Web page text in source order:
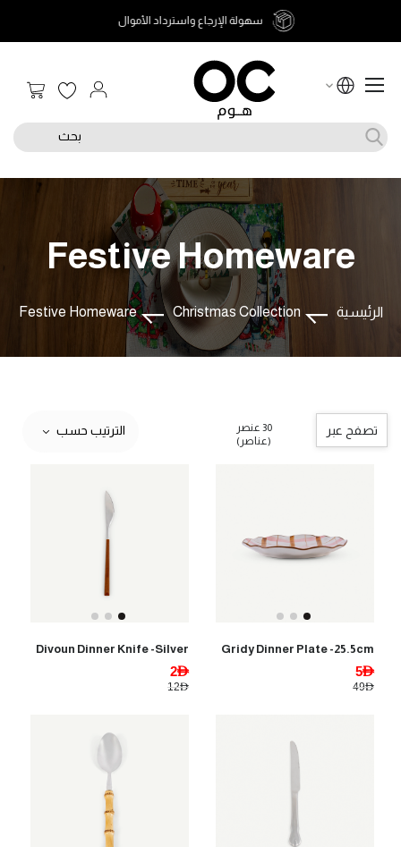
سهولة الإرجاع واسترداد الأموال
سلة
بحث
الرئيسية Christmas Collection
Festive Homeware
Festive Homeware
تصفح عبر
30 عنصر
(عناصر)
الترتيب حسب
Gridy Dinner Plate -25.5cm
5AED
49AED
Divoun Dinner Knife -Silver
2AED
12AED